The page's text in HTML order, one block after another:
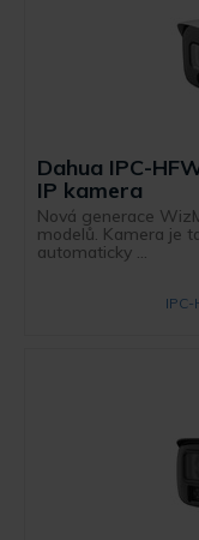
Dahua IPC-
IP kamera
Nová generace
modelů. Kamera je
automaticky ...